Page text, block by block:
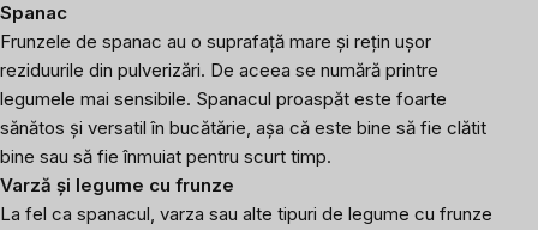
Spanac
Frunzele de spanac au o suprafață mare și rețin ușor
reziduurile din pulverizări. De aceea se numără printre
legumele mai sensibile. Spanacul proaspăt este foarte
sănătos și versatil în bucătărie, așa că este bine să fie clătit
bine sau să fie înmuiat pentru scurt timp.
Varză și legume cu frunze
La fel ca spanacul, varza sau alte tipuri de legume cu frunze